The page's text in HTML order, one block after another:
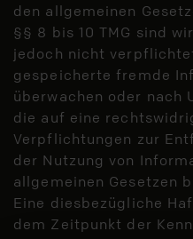
den allgemeinen
§§ 8 bis 10 TMG sind
jedoch nicht
gespeicherte fremde
überwachen oder nach
die auf eine
Verpflichtungen zur
der Nutzung von
allgemeinen Gesetzen
Eine diesbezügliche
dem Zeitpunkt der